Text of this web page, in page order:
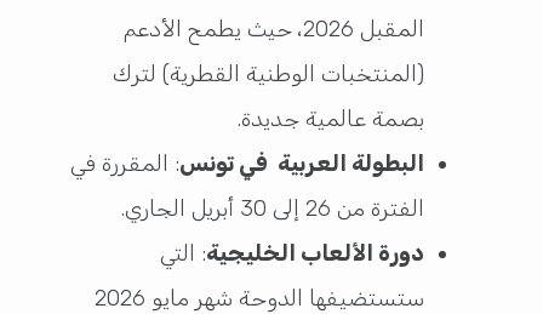
المقبل 2026، حيث يطمح الأدعم
(المنتخبات الوطنية القطرية) لترك
بصمة عالمية جديدة.
البطولة العربية في تونس: المقررة في
الفترة من 26 إلى 30 أبريل الجاري.
دورة الألعاب الخليجية: التي
ستستضيفها الدوحة شهر مايو 2026